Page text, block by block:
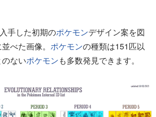
手した初期のポケモンデザイン案を図
べた画像。 ポケモンの種類は151匹以
ないポケモンも多数発見できます。